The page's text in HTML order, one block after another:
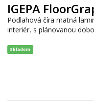
IGEPA
Podlahová číra matná
interiér, s plánovanou
Skladom